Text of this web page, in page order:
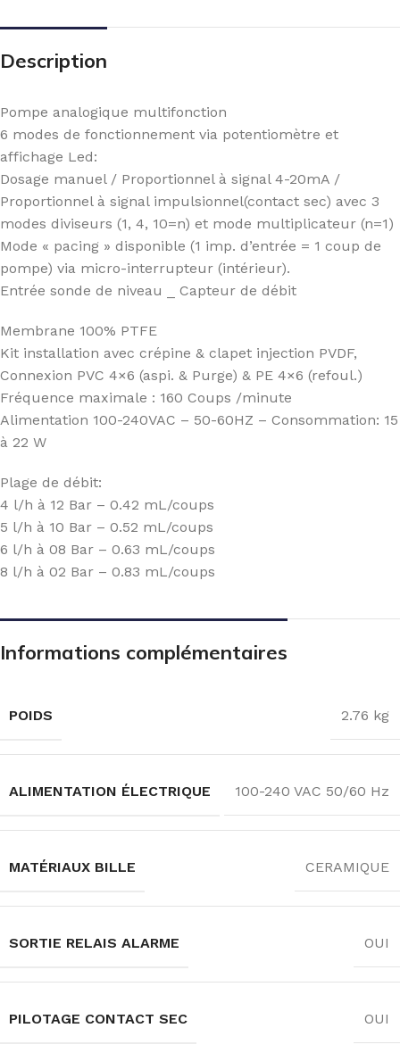
Description
Pompe analogique multifonction
6 modes de fonctionnement via potentiomètre et
affichage Led:
Dosage manuel / Proportionnel à signal 4-20mA /
Proportionnel à signal impulsionnel(contact sec) avec 3
modes diviseurs (1, 4, 10=n) et mode multiplicateur (n=1)
Mode « pacing » disponible (1 imp. d’entrée = 1 coup de
pompe) via micro-interrupteur (intérieur).
Entrée sonde de niveau _ Capteur de débit
Membrane 100% PTFE
Kit installation avec crépine & clapet injection PVDF,
Connexion PVC 4×6 (aspi. & Purge) & PE 4×6 (refoul.)
Fréquence maximale : 160 Coups /minute
Alimentation 100-240VAC – 50-60HZ – Consommation: 15
à 22 W
Plage de débit:
4 l/h à 12 Bar – 0.42 mL/coups
5 l/h à 10 Bar – 0.52 mL/coups
6 l/h à 08 Bar – 0.63 mL/coups
8 l/h à 02 Bar – 0.83 mL/coups
Informations complémentaires
POIDS 2.76 kg
ALIMENTATION ÉLECTRIQUE 100-240 VAC 50/60 Hz
MATÉRIAUX BILLE CERAMIQUE
SORTIE RELAIS ALARME OUI
PILOTAGE CONTACT SEC OUI